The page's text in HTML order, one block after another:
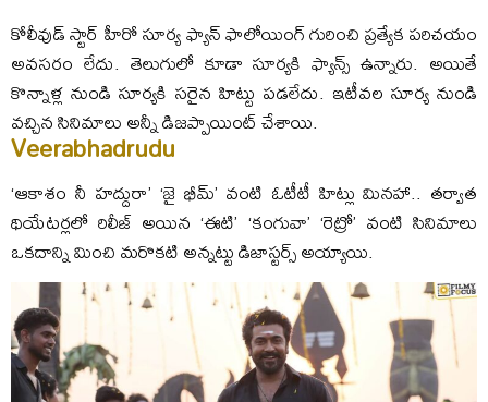
కోలీవుడ్ స్టార్ హీరో సూర్య ఫ్యాన్ ఫాలోయింగ్ గురించి ప్రత్యేక పరిచయం
అవసరం లేదు. తెలుగులో కూడా సూర్యకి ఫ్యాన్స్ ఉన్నారు. అయితే
కొన్నాళ్ల నుండి సూర్యకి సరైన హిట్టు పడలేదు. ఇటీవల సూర్య నుండి
వచ్చిన సినిమాలు అన్నీ డిజప్పాయింట్ చేశాయి.
Veerabhadrudu
‘ఆకాశం నీ హద్దురా’ ‘జై భీమ్’ వంటి ఓటీటీ హిట్లు మినహా.. తర్వాత
థియేటర్లలో రిలీజ్ అయిన ‘ఈటి’ ‘కంగువా’ ‘రెట్రో’ వంటి సినిమాలు
ఒకదాన్ని మించి మరొకటి అన్నట్టు డిజాస్టర్స్ అయ్యాయి.